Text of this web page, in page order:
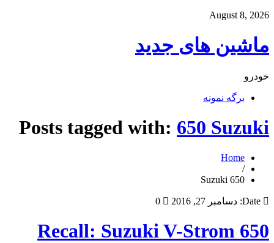
August 8, 2026
ماشین های جدید
خودرو
برگه نمونه
Posts tagged with: 650 Suzuki
Home
/
650 Suzuki
Date: دسامبر 27, 2016 0
Recall: Suzuki V-Strom 650